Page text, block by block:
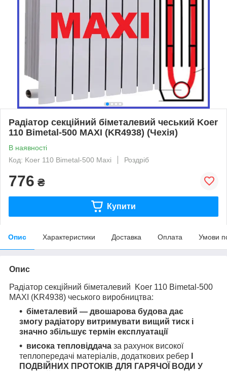
Радіатор секційний біметалевий чеський Koer
110 Bimetal-500 MAXI (KR4938) (Чехія)
В наявності
Код: Koer 110 Bimetal-500 Maxi
Роздріб
776 ₴
Купити
Опис Характеристики Доставка Оплата Умови
Опис
Радіатор секційний біметалевий Koer 110 Bimetal-500
MAXI (KR4938) чеського виробництва:
біметалевий — двошарова будова дає
змогу радіатору витримувати вищий тиск і
значно збільшує термін експлуатації
висока тепловіддача за рахунок високої
теплопередачі матеріалів, додаткових ребер
ПОДВІЙНИХ ПРОТОКІВ ДЛЯ ГАРЯЧОЇ ВОДИ У